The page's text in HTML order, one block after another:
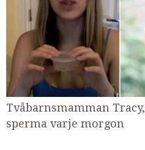
Tvåbarnsmamman
sperma varje morgon